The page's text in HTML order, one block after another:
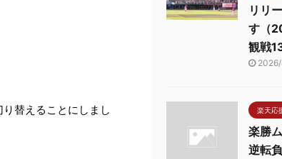
替えることにしまし
リリ
す（
観戦
楽天応
楽勝
逆転